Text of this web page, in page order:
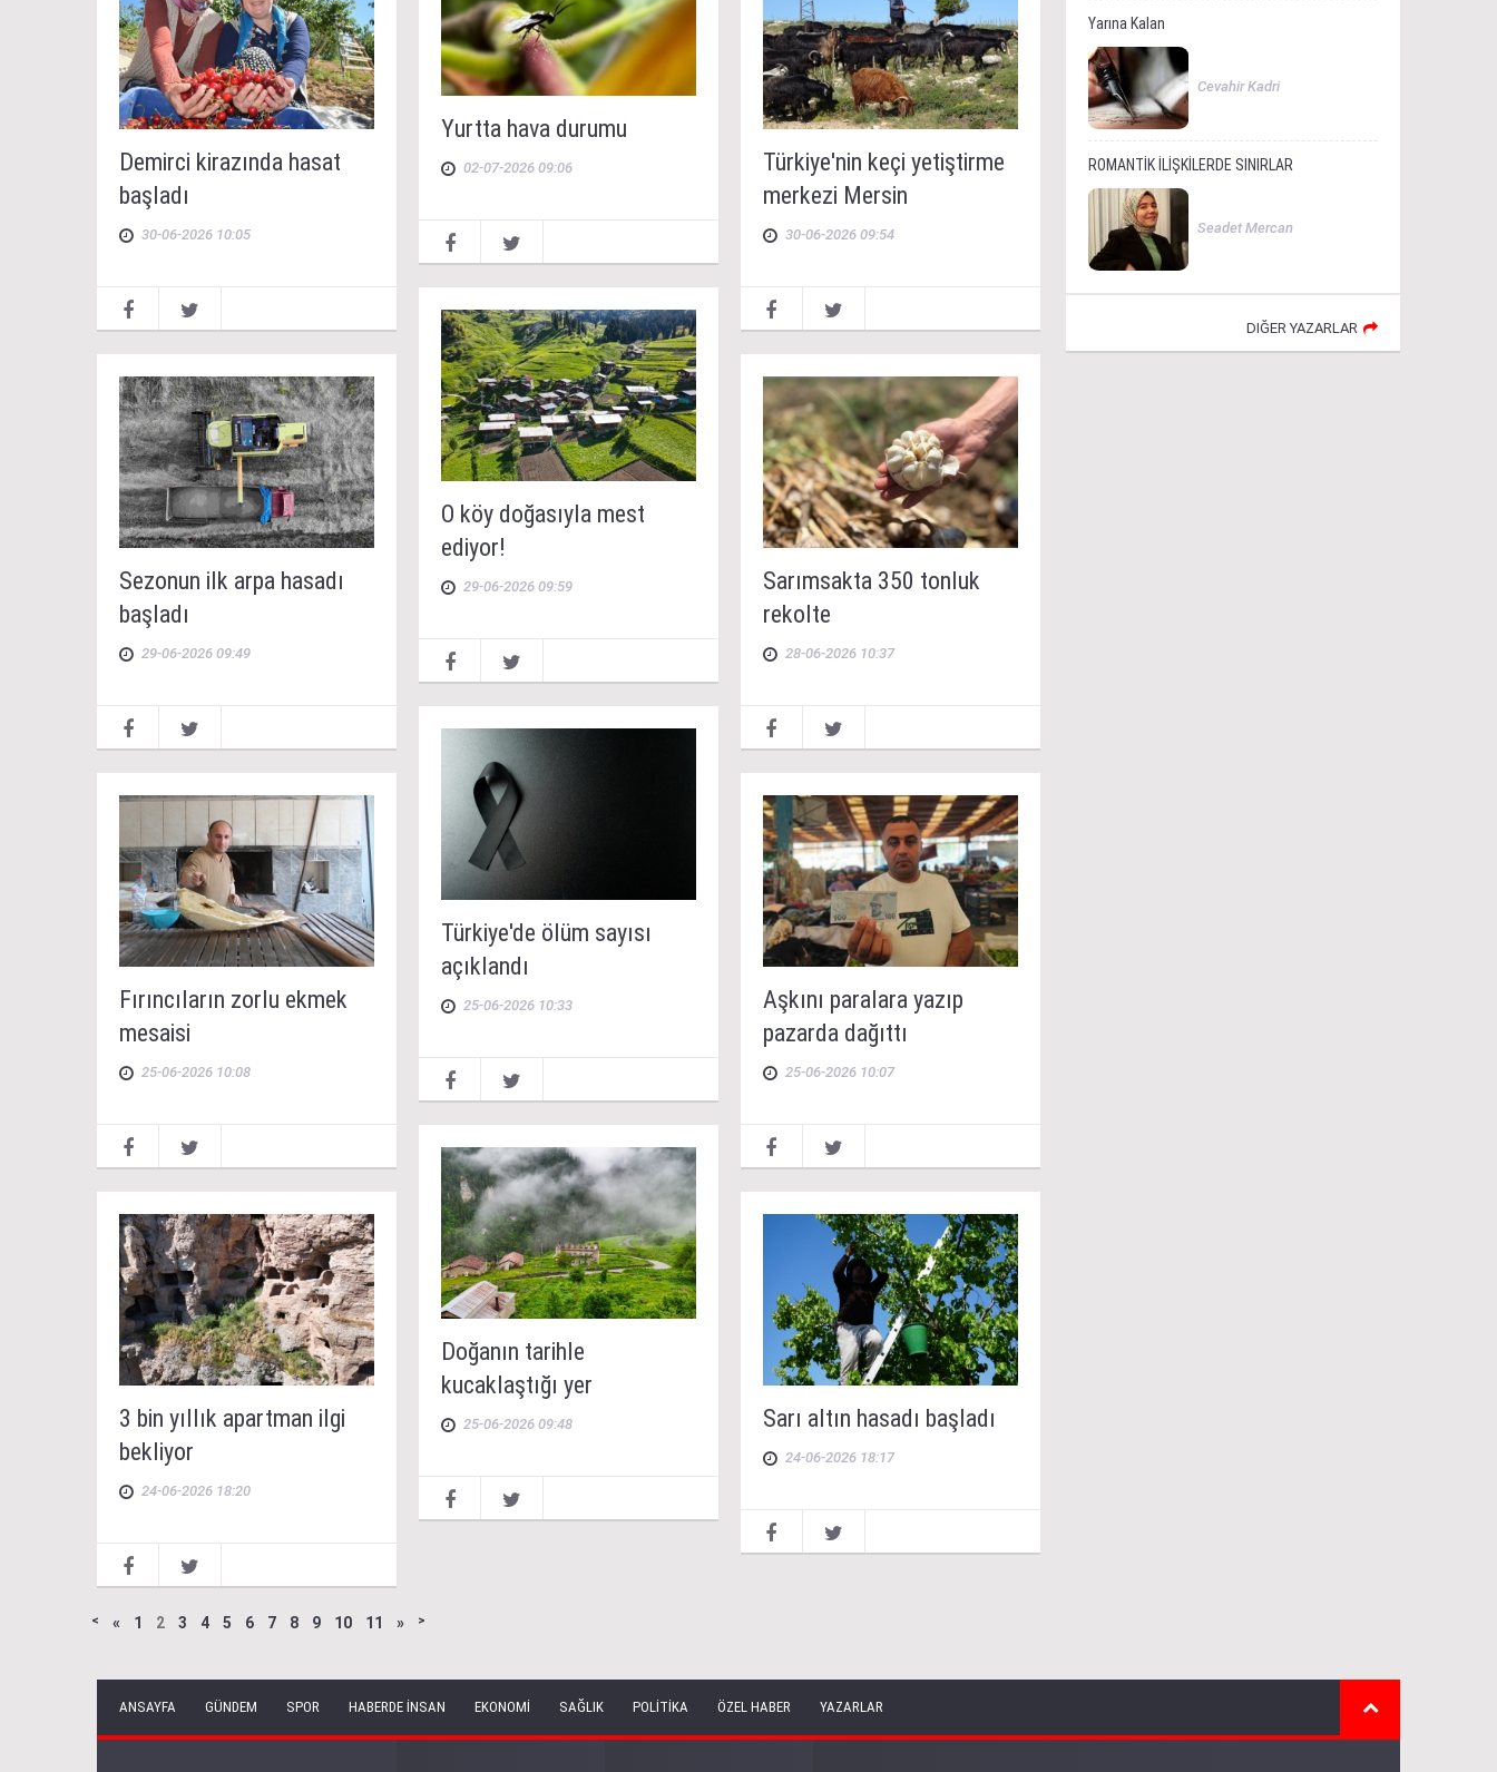
Yurtta hava durumu
02-07-2026 09:06
Demirci kirazında hasat
başladı
30-06-2026 10:05
Türkiye'nin keçi yetiştirme
merkezi Mersin
30-06-2026 09:54
O köy doğasıyla mest
ediyor!
29-06-2026 09:59
Sezonun ilk arpa hasadı
başladı
29-06-2026 09:49
Sarımsakta 350 tonluk
rekolte
28-06-2026 10:37
Türkiye'de ölüm sayısı
açıklandı
25-06-2026 10:33
Fırıncıların zorlu ekmek
mesaisi
25-06-2026 10:08
Aşkını paralara yazıp
pazarda dağıttı
25-06-2026 10:07
Doğanın tarihle
kucaklaştığı yer
25-06-2026 09:48
3 bin yıllık apartman ilgi
bekliyor
24-06-2026 18:20
Sarı altın hasadı başladı
24-06-2026 18:17
˂ « 1 2 3 4 5 6 7 8 9 10 11 » ˃
Yarına Kalan
Cevahir Kadri
ROMANTİK İLİŞKİLERDE SINIRLAR
Seadet Mercan
DIĞER YAZARLAR
ANSAYFA GÜNDEM SPOR HABERDE İNSAN EKONOMİ SAĞLIK POLİTİKA ÖZEL HABER YAZARLAR